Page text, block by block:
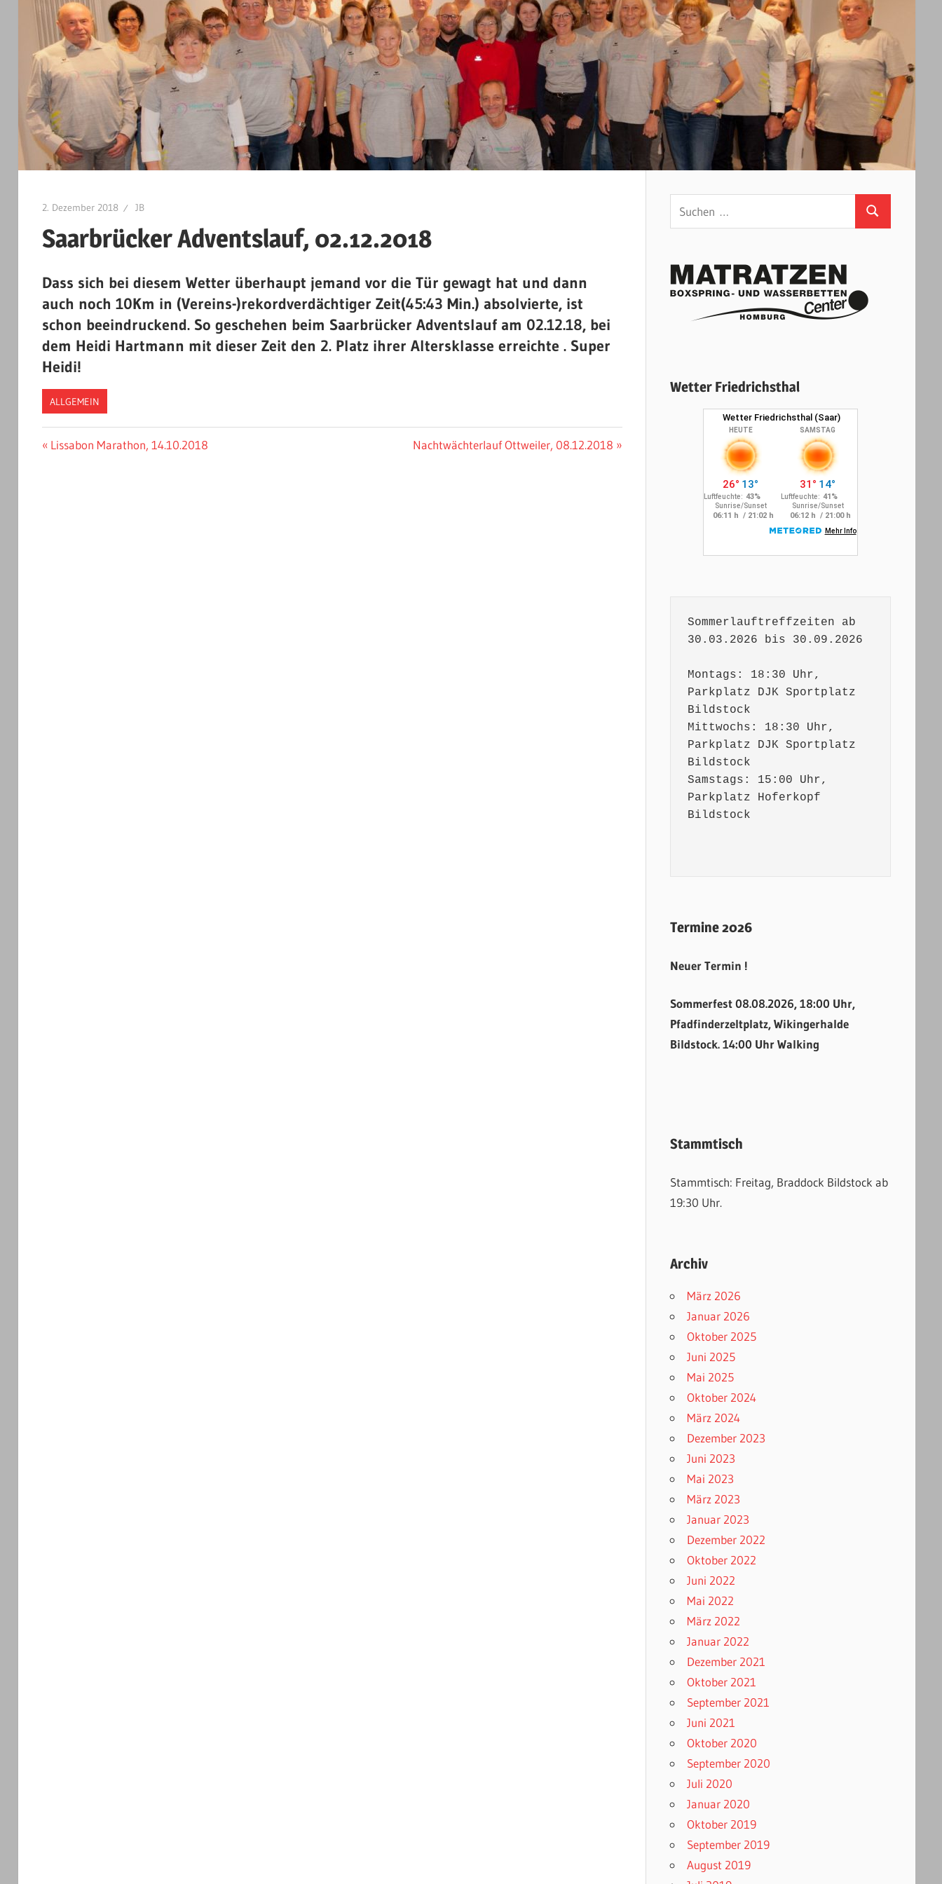
Runners
e.V.
2. Dezember 2018 JB
Saarbrücker Adventslauf, 02.12.2018
Dass sich bei diesem Wetter überhaupt jemand vor die Tür gewagt hat und dann
auch noch 10Km in (Vereins-)rekordverdächtiger Zeit(45:43 Min.) absolvierte, ist
schon beeindruckend. So geschehen beim Saarbrücker Adventslauf am 02.12.18, bei
dem Heidi Hartmann mit dieser Zeit den 2. Platz ihrer Altersklasse erreichte . Super
Heidi!
ALLGEMEIN
Beitragsnavigation
Vorheriger
Lissabon Marathon, 14.10.2018
Nächster
Nachtwächterlauf Ottweiler, 08.12.2018
Suchen
Wetter Friedrichsthal
Sommerlauftreffzeiten ab
30.03.2026 bis 30.09.2026
Montags: 18:30 Uhr,
Parkplatz DJK Sportplatz
Bildstock
Mittwochs: 18:30 Uhr,
Parkplatz DJK Sportplatz
Bildstock
Samstags: 15:00 Uhr,
Parkplatz Hoferkopf
Bildstock
Termine 2026
Neuer Termin !
Sommerfest 08.08.2026, 18:00 Uhr,
Pfadfinderzeltplatz, Wikingerhalde
Bildstock. 14:00 Uhr Walking
Stammtisch
Stammtisch: Freitag, Braddock Bildstock ab
19:30 Uhr.
Archiv
März 2026
Januar 2026
Oktober 2025
Juni 2025
Mai 2025
Oktober 2024
März 2024
Dezember 2023
Juni 2023
Mai 2023
März 2023
Januar 2023
Dezember 2022
Oktober 2022
Juni 2022
Mai 2022
März 2022
Januar 2022
Dezember 2021
Oktober 2021
September 2021
Juni 2021
Oktober 2020
September 2020
Juli 2020
Januar 2020
Oktober 2019
September 2019
August 2019